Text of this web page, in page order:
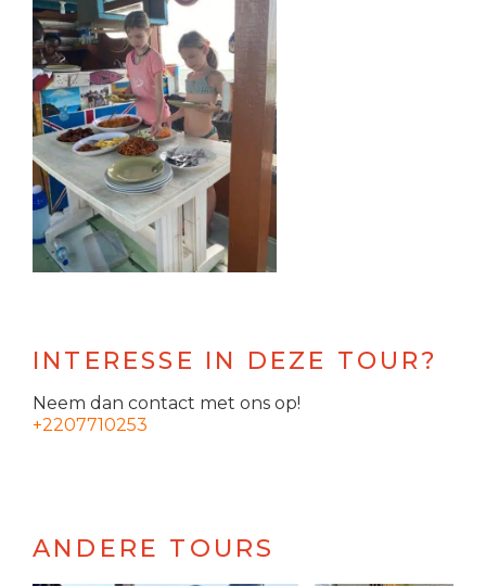
INTERESSE IN DEZE TOUR?
Neem dan contact met ons op!
+2207710253
ANDERE TOURS